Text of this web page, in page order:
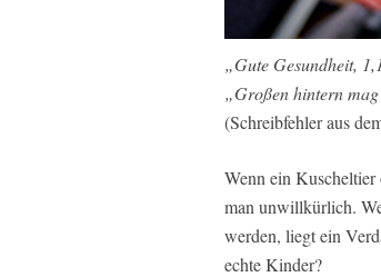
„Gute Gesundheit,
„Großen hintern
(Schreibfehler aus
Wenn ein
man unwillkürlich.
werden, liegt ein
echte Kinder?